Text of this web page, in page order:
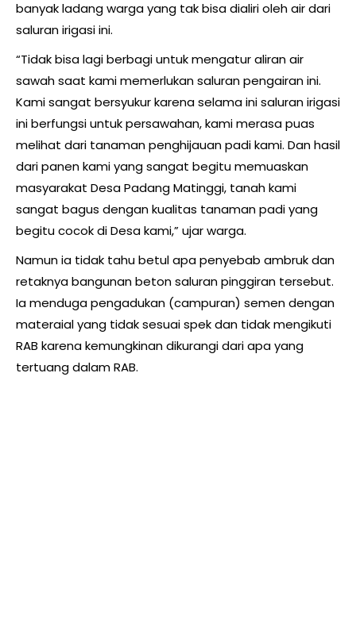
banyak ladang warga yang tak bisa dialiri oleh air dari
saluran irigasi ini.
“Tidak bisa lagi berbagi untuk mengatur aliran air
sawah saat kami memerlukan saluran pengairan ini.
Kami sangat bersyukur karena selama ini saluran irigasi
ini berfungsi untuk persawahan, kami merasa puas
melihat dari tanaman penghijauan padi kami. Dan hasil
dari panen kami yang sangat begitu memuaskan
masyarakat Desa Padang Matinggi, tanah kami
sangat bagus dengan kualitas tanaman padi yang
begitu cocok di Desa kami,” ujar warga.
Namun ia tidak tahu betul apa penyebab ambruk dan
retaknya bangunan beton saluran pinggiran tersebut.
Ia menduga pengadukan (campuran) semen dengan
materaial yang tidak sesuai spek dan tidak mengikuti
RAB karena kemungkinan dikurangi dari apa yang
tertuang dalam RAB.